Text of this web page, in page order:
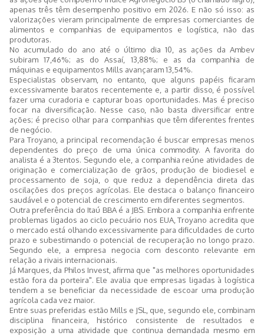
apenas três têm desempenho positivo em 2026. E não só isso: as
valorizações vieram principalmente de empresas comerciantes de
alimentos e companhias de equipamentos e logística, não das
produtoras.
No acumulado do ano até o último dia 10, as ações da Ambev
subiram 17,46%; as do Assaí, 13,88%; e as da companhia de
máquinas e equipamentos Mills avançaram 13,54%.
Especialistas observam, no entanto, que alguns papéis ficaram
excessivamente baratos recentemente e, a partir disso, é possível
fazer uma curadoria e capturar boas oportunidades. Mas é preciso
focar na diversificação. Nesse caso, não basta diversificar entre
ações; é preciso olhar para companhias que têm diferentes frentes
de negócio.
Para Troyano, a principal recomendação é buscar empresas menos
dependentes do preço de uma única commodity. A favorita do
analista é a 3tentos. Segundo ele, a companhia reúne atividades de
originação e comercialização de grãos, produção de biodiesel e
processamento de soja, o que reduz a dependência direta das
oscilações dos preços agrícolas. Ele destaca o balanço financeiro
saudável e o potencial de crescimento em diferentes segmentos.
Outra preferência do Itaú BBA é a JBS. Embora a companhia enfrente
problemas ligados ao ciclo pecuário nos EUA, Troyano acredita que
o mercado está olhando excessivamente para dificuldades de curto
prazo e subestimando o potencial de recuperação no longo prazo.
Segundo ele, a empresa negocia com desconto relevante em
relação a rivais internacionais.
Já Marques, da Philos Invest, afirma que "as melhores oportunidades
estão fora da porteira". Ele avalia que empresas ligadas à logística
tendem a se beneficiar da necessidade de escoar uma produção
agrícola cada vez maior.
Entre suas preferidas estão Mills e JSL, que, segundo ele, combinam
disciplina financeira, histórico consistente de resultados e
exposição a uma atividade que continua demandada mesmo em